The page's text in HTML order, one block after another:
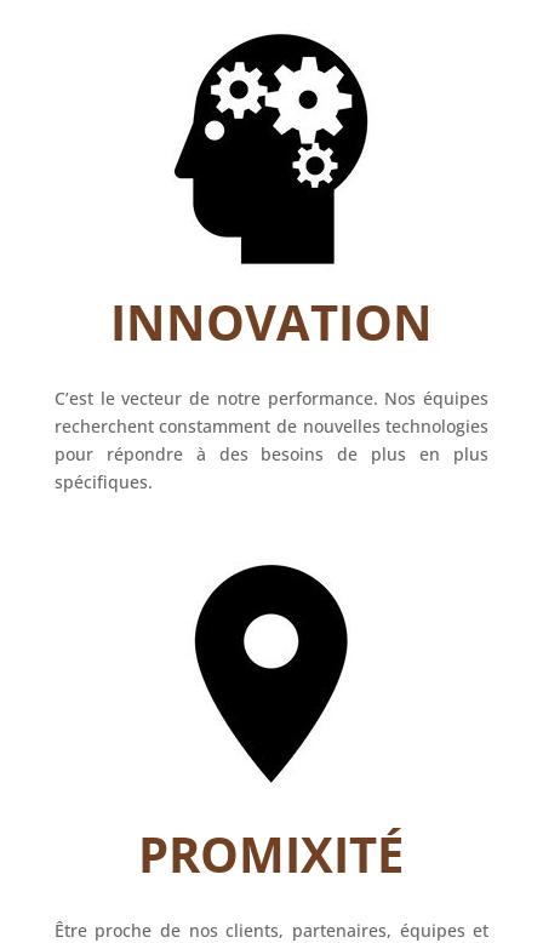
INNOVATION
C’est le vecteur de notre performance. Nos équipes
recherchent constamment de nouvelles technologies
pour répondre à des besoins de plus en plus
spécifiques.
PROMIXITÉ
Être proche de nos clients, partenaires, équipes et